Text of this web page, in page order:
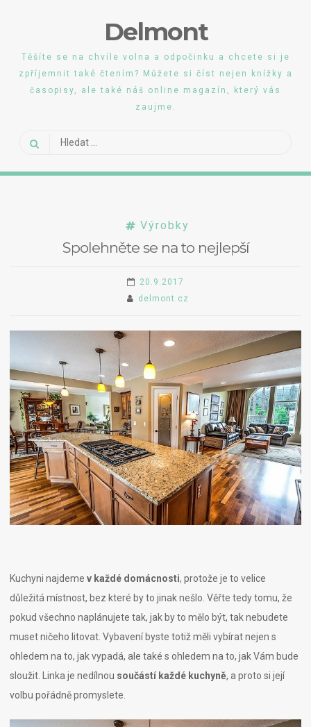
Delmont
Těšíte se na chvíle volna a odpočinku a chcete si je
zpříjemnit také čtením? Můžete si číst nejen knížky a
časopisy, ale také náš online magazín, který vás
zaujme.
Vyhledávání
Výrobky
Spolehněte se na to nejlepší
20.9.2017
delmont.cz
Kuchyni najdeme v každé domácnosti, protože je to velice
důležitá místnost, bez které by to jinak nešlo. Věřte tedy tomu, že
pokud všechno naplánujete tak, jak by to mělo být, tak nebudete
muset ničeho litovat. Vybavení byste totiž měli vybírat nejen s
ohledem na to, jak vypadá, ale také s ohledem na to, jak Vám bude
sloužit. Linka je nedílnou součástí každé kuchyně, a proto si její
volbu pořádně promyslete.